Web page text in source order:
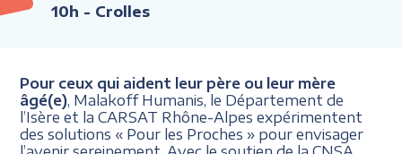
10h - Crolles
Pour ceux qui aident leur père ou leur mère
âgé(e) , Malakoff Humanis, le Département de
l’Isère et la CARSAT Rhône-Alpes expérimentent
des solutions « Pour les Proches » pour envisager
l’avenir sereinement. Avec le soutien de la CNSA